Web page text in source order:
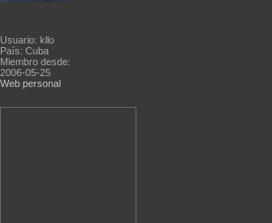
Usuario: kllo
País: Cuba
Miembro desde:
2006-05-25
Web personal